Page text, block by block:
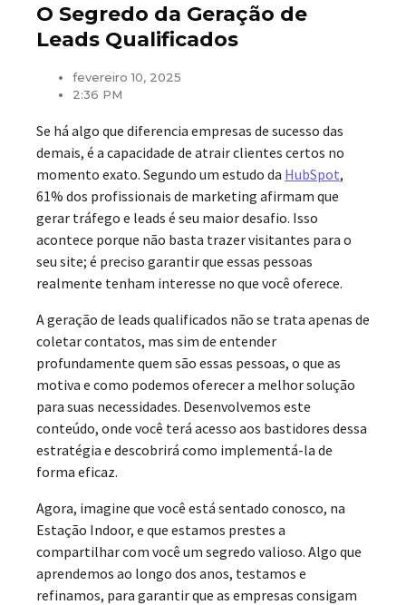
O Segredo da Geração de
Leads Qualificados
fevereiro 10, 2025
2:36 PM
Se há algo que diferencia empresas de sucesso das
demais, é a capacidade de atrair clientes certos no
momento exato. Segundo um estudo da HubSpot,
61% dos profissionais de marketing afirmam que
gerar tráfego e leads é seu maior desafio. Isso
acontece porque não basta trazer visitantes para o
seu site; é preciso garantir que essas pessoas
realmente tenham interesse no que você oferece.
A geração de leads qualificados não se trata apenas de
coletar contatos, mas sim de entender
profundamente quem são essas pessoas, o que as
motiva e como podemos oferecer a melhor solução
para suas necessidades. Desenvolvemos este
conteúdo, onde você terá acesso aos bastidores dessa
estratégia e descobrirá como implementá-la de
forma eficaz.
Agora, imagine que você está sentado conosco, na
Estação Indoor, e que estamos prestes a
compartilhar com você um segredo valioso. Algo que
aprendemos ao longo dos anos, testamos e
refinamos, para garantir que as empresas consigam